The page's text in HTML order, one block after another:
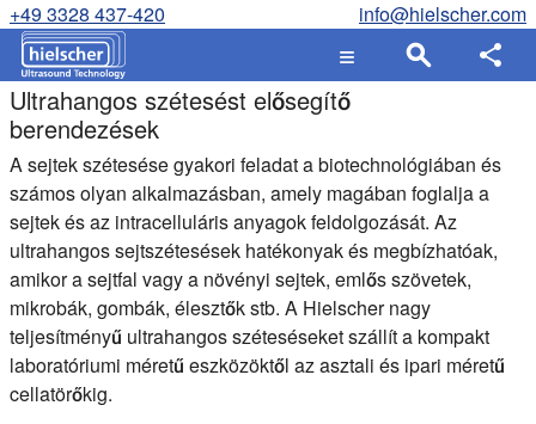
+49 3328 437-420 info@hielscher.com
Ultrahangos szétesést elősegítő
berendezések
A sejtek szétesése gyakori feladat a biotechnológiában és
számos olyan alkalmazásban, amely magában foglalja a
sejtek és az intracelluláris anyagok feldolgozását. Az
ultrahangos sejtszétesések hatékonyak és megbízhatóak,
amikor a sejtfal vagy a növényi sejtek, emlős szövetek,
mikrobák, gombák, élesztők stb. A Hielscher nagy
teljesítményű ultrahangos széteséseket szállít a kompakt
laboratóriumi méretű eszközöktől az asztali és ipari méretű
cellatörőkig.